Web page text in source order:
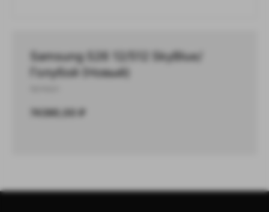
Samsung S26 12/512 SkyBlue/
Голубой (Новый)
74390,00